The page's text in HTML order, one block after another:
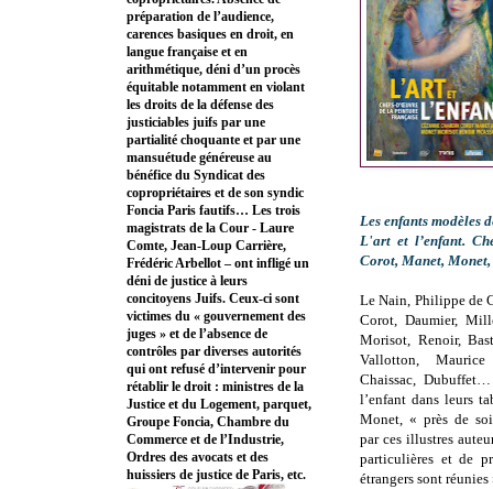
Les enfants modèles
L'art et l’enfant.
Corot, Manet,
Le Nain, Philippe de
Corot, Daumier,
Morisot, Renoir,
Vallotton,
Chaissac,
l’enfant dans leurs
Monet, « près de
par ces illustres
particulières et de
étrangers sont
préparation de l’audience,
carences basiques en droit, en
langue française et en
arithmétique, déni d’un procès
équitable notamment en violant
les droits de la défense des
justiciables juifs par une
partialité choquante et par une
mansuétude généreuse au
bénéfice du Syndicat des
copropriétaires et de son syndic
Foncia Paris fautifs… Les trois
magistrats de la Cour - Laure
Comte, Jean-Loup Carrière,
Frédéric Arbellot – ont infligé un
déni de justice à leurs
concitoyens Juifs. Ceux-ci sont
victimes du « gouvernement des
juges » et de l’absence de
contrôles par diverses autorités
qui ont refusé d’intervenir pour
rétablir le droit : ministres de la
Justice et du Logement, parquet,
Groupe Foncia, Chambre du
Commerce et de l’Industrie,
Ordres des avocats et des
huissiers de justice de Paris, etc.